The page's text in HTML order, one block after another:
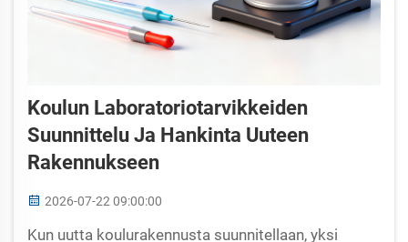
Koulun Laboratoriotarvikkeiden
Suunnittelu Ja Hankinta Uuteen
Rakennukseen
2026-07-22 09:00:00
Kun uutta koulurakennusta suunnitellaan, yksi